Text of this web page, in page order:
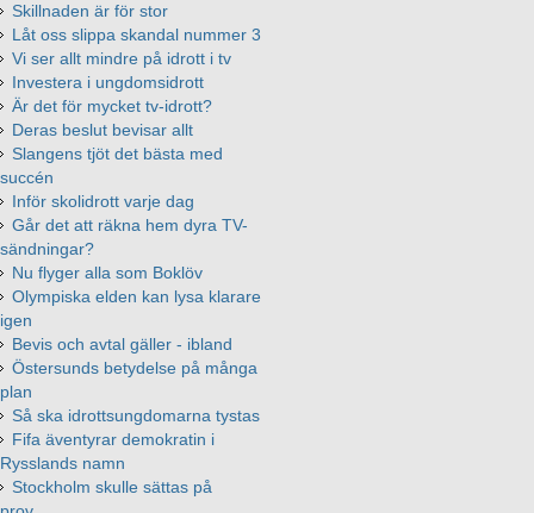
Skillnaden är för stor
Låt oss slippa skandal nummer 3
Vi ser allt mindre på idrott i tv
Investera i ungdomsidrott
Är det för mycket tv-idrott?
Deras beslut bevisar allt
Slangens tjöt det bästa med
succén
Inför skolidrott varje dag
Går det att räkna hem dyra TV-
sändningar?
Nu flyger alla som Boklöv
Olympiska elden kan lysa klarare
igen
Bevis och avtal gäller - ibland
Östersunds betydelse på många
plan​
Så ska idrottsungdomarna tystas
Fifa äventyrar demokratin i
Rysslands namn
Stockholm skulle sättas på